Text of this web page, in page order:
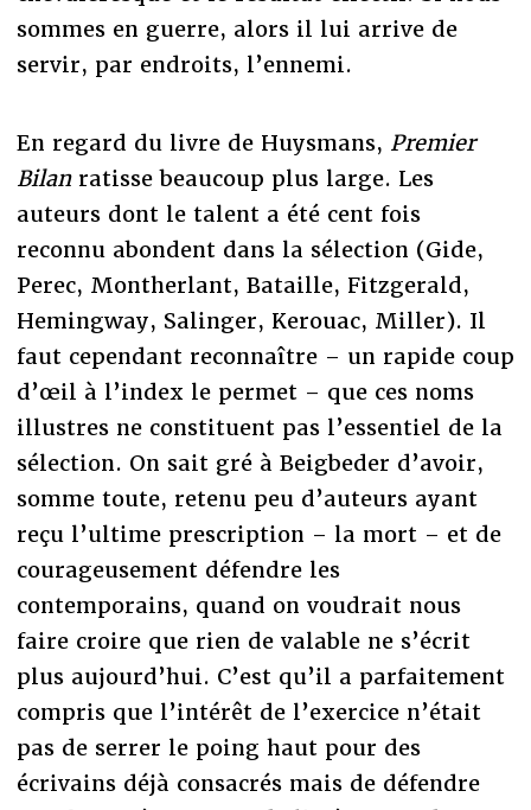
sommes en guerre, alors il lui arrive de
servir, par endroits, l’ennemi.
En regard du livre de Huysmans, Premier
Bilanratisse beaucoup plus large. Les
auteurs dont le talent a été cent fois
reconnu abondent dans la sélection (Gide,
Perec, Montherlant, Bataille, Fitzgerald,
Hemingway, Salinger, Kerouac, Miller). Il
faut cependant reconnaître – un rapide coup
d’œil à l’index le permet – que ces noms
illustres ne constituent pas l’essentiel de la
sélection. On sait gré à Beigbeder d’avoir,
somme toute, retenu peu d’auteurs ayant
reçu l’ultime prescription – la mort – et de
courageusement défendre les
contemporains, quand on voudrait nous
faire croire que rien de valable ne s’écrit
plus aujourd’hui. C’est qu’il a parfaitement
compris que l’intérêt de l’exercice n’était
pas de serrer le poing haut pour des
écrivains déjà consacrés mais de défendre